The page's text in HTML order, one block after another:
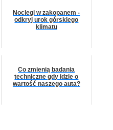
Noclegi w zakopanem -
odkryj urok górskiego
klimatu
Co zmienią badania
techniczne gdy idzie o
wartość naszego auta?